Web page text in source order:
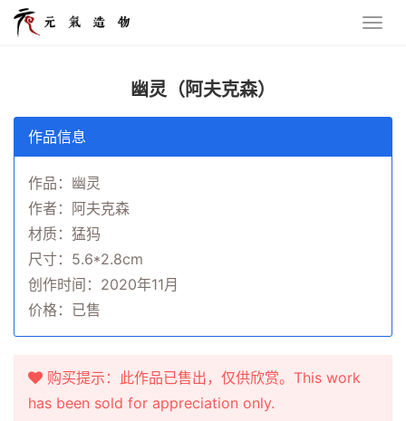
幽灵（阿夫克森）
作品信息
作品：幽灵
作者：阿夫克森
材质：猛犸
尺寸：5.6*2.8cm
创作时间：2020年11月
价格：已售
购买提示：此作品已售出，仅供欣赏。This work
has been sold for appreciation only.